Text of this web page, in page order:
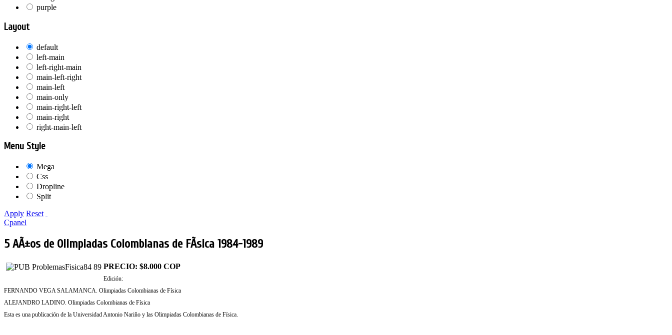
purple
Layout
default
left-main
left-right-main
main-left-right
main-left
main-only
main-right-left
main-right
right-main-left
Menu Style
Mega
Css
Dropline
Split
Apply Reset
Cpanel
5 AÃ±os de Olimpiadas Colombianas de FÃ­sica 1984-1989
PRECIO: $8.000 COP
Edición:
FERNANDO VEGA SALAMANCA. Olimpiadas Colombianas de Física
ALEJANDRO LADINO. Olimpiadas Colombianas de Física
Esta es una publicación de la Universidad Antonio Nariño y las Olimpiadas Colombianas de Física.